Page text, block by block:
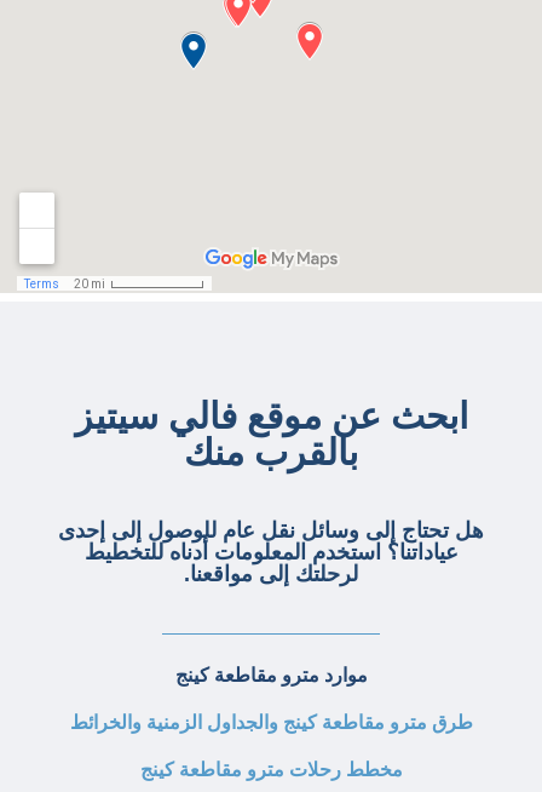
ابحث عن موقع فالي سيتيز
بالقرب منك
هل تحتاج إلى وسائل نقل عام للوصول إلى إحدى
عياداتنا؟ استخدم المعلومات أدناه للتخطيط
لرحلتك إلى مواقعنا.
موارد مترو مقاطعة كينج
طرق مترو مقاطعة كينج والجداول الزمنية والخرائط
مخطط رحلات مترو مقاطعة كينج